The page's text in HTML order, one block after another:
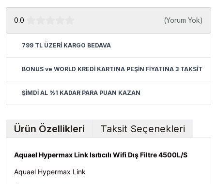
0.0 (Yorum Yok)
799 TL ÜZERİ KARGO BEDAVA
BONUS ve WORLD KREDİ KARTINA PEŞİN FİYATINA 3 TAKSİT
ŞİMDİ AL %1 KADAR PARA PUAN KAZAN
Ürün Özellikleri Taksit Seçenekleri
Aquael Hypermax Link Isıtıcılı Wifi Dış Filtre 4500L/S
Aquael Hypermax Link